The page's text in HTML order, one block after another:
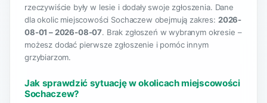
rzeczywiście były w lesie i dodały swoje zgłoszenia. Dane
dla okolic miejscowości Sochaczew obejmują zakres: 2026-
08-01 – 2026-08-07. Brak zgłoszeń w wybranym okresie –
możesz dodać pierwsze zgłoszenie i pomóc innym
grzybiarzom.
Jak sprawdzić sytuację w okolicach miejscowości
Sochaczew?